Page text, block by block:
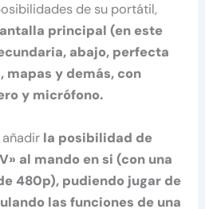
de su portátil,
principal (en este
abajo, perfecta
mapas y demás, con
y micrófono.
la posibilidad de
al mando en si (con una
480p), pudiendo jugar de
las funciones de una